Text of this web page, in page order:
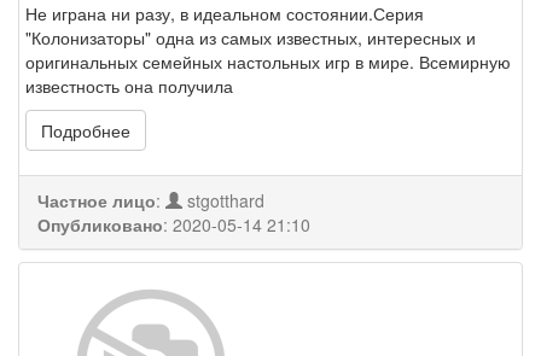
Не играна ни разу, в идеальном состоянии.Серия
"Колонизаторы" одна из самых известных, интересных и
оригинальных семейных настольных игр в мире. Всемирную
известность она получила
Подробнее
Частное лицо:
stgotthard
Опубликовано: 2020-05-14 21:10